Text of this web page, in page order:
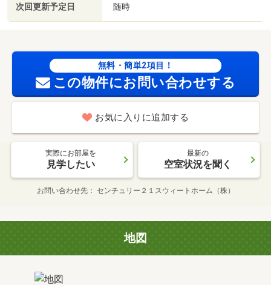
次回更新予定日 随時
無料・簡単2項目！
この物件にお問い合わせする
お気に入りに追加する
実際にお部屋を
見学したい
最新の
空室状況を聞く
お問い合わせ先 センチュリー２１スウィートホーム（株）
地図